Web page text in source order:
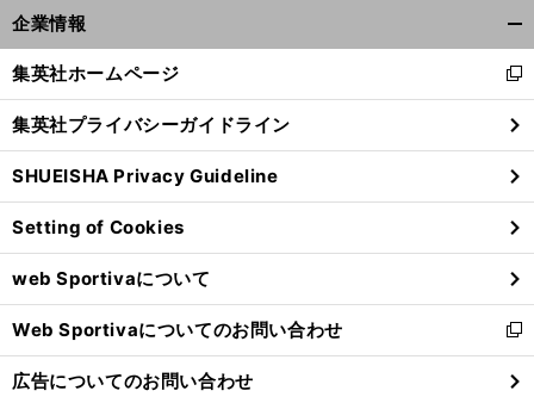
企業情報
閉
る
集英社ホームページ
新
し
い
ウ
ィ
ン
ド
ウ
で
開
く
集英社プライバシーガイドライン
SHUEISHA Privacy Guideline
Setting of Cookies
web Sportivaについて
Web Sportivaについてのお問い合わせ
新
し
い
広告についてのお問い合わせ